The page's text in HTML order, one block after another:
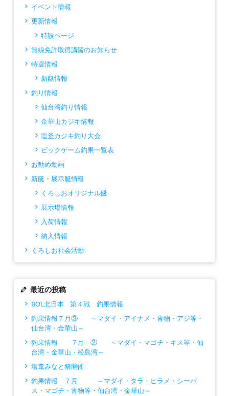
イベント情報
更新情報
特設ページ
無線免許取得講習のお知らせ
特選情報
新艇情報
釣り情報
仙台湾釣り情報
金華山カジキ情報
塩釜カジキ釣り大会
ビックゲーム釣果一覧表
お勧め動画
新艇・展示艇情報
くろしおオリジナル艇
展示場情報
入荷情報
納入情報
くろしお社会活動
最近の投稿
BOL北日本 第４戦 釣果情報
釣果情報７月③ ～マダイ・アイナメ・青物・アジ等・
仙台湾・金華山～
釣果情報 ７月 ② ～マダイ・マゴチ・キス等・仙
台湾・金華山・松島湾～
塩竃みなと祭開催
釣果情報 ７月 ～マダイ・タラ・ヒラメ・シーバ
ス・マゴチ・青物等・仙台湾・金華山～